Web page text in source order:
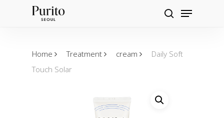
Products
search
Menu
Home Treatment cream
Daily Soft
Touch Solar